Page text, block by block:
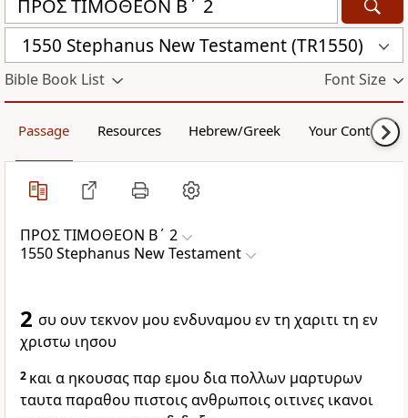
1550 Stephanus New Testament (TR1550)
Bible Book List Font Size
Passage Resources Hebrew/Greek Your Content
ΠΡΟΣ ΤΙΜΟΘΕΟΝ Β΄ 2
1550 Stephanus New Testament
2 συ ουν τεκνον μου ενδυναμου εν τη χαριτι τη εν
χριστω ιησου
2 και α ηκουσας παρ εμου δια πολλων μαρτυρων
ταυτα παραθου πιστοις ανθρωποις οιτινες ικανοι